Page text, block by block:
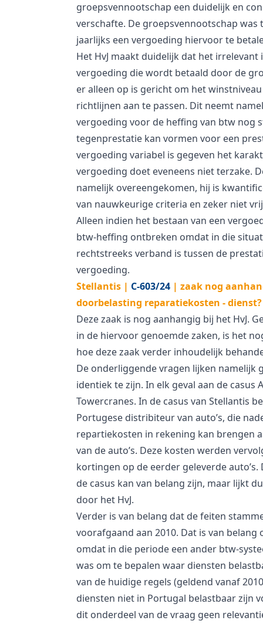
groepsvennootschap een duidelijk en
verschafte. De groepsvennootschap was
jaarlijks een vergoeding hiervoor te
Het HvJ maakt duidelijk dat het irrelevant
vergoeding die wordt betaald door de
er alleen op is gericht om het
richtlijnen aan te passen. Dit neemt
vergoeding voor de heffing van btw nog
tegenprestatie kan vormen voor een
vergoeding variabel is gegeven het
vergoeding doet eveneens niet terzake.
namelijk overeengekomen, hij is
van nauwkeurige criteria en zeker niet
Alleen indien het bestaan van een
btw-heffing ontbreken omdat in die
rechtstreeks verband is tussen de
vergoeding.
Stellantis | C-603/24 | zaak nog
doorbelasting reparatiekosten - dienst?
Deze zaak is nog aanhangig bij het HvJ.
in de hiervoor genoemde zaken, is het
hoe deze zaak verder inhoudelijk
De onderliggende vragen lijken namelijk
identiek te zijn. In elk geval aan de casus
Towercranes. In de casus van Stellantis
Portugese distribiteur van auto’s, die
repartiekosten in rekening kan brengen
van de auto’s. Deze kosten werden
kortingen op de eerder geleverde
de casus kan van belang zijn, maar lijkt
door het HvJ.
Verder is van belang dat de feiten
voorafgaand aan 2010. Dat is van belang
omdat in die periode een ander btw-
was om te bepalen waar diensten
van de huidige regels (geldend vanaf
diensten niet in Portugal belastbaar zijn
dit onderdeel van de vraag geen